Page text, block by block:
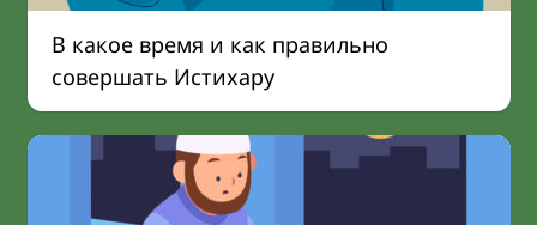
В какое время и как правильно
совершать Истихару